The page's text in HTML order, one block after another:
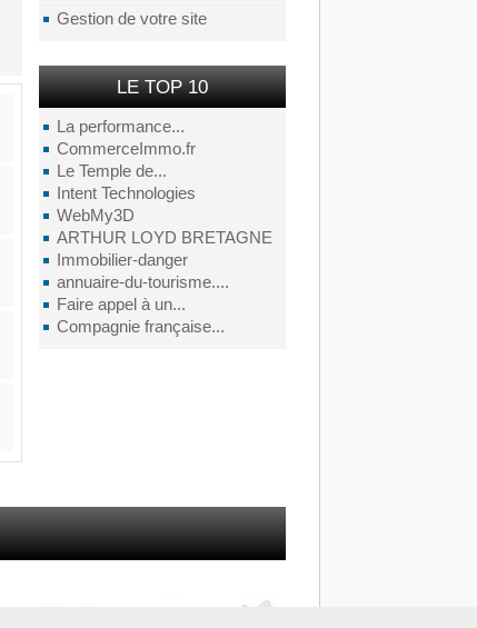
Gestion de votre site
LE TOP 10
La performance...
CommerceImmo.fr
Le Temple de...
Intent Technologies
WebMy3D
ARTHUR LOYD BRETAGNE
Immobilier-danger
annuaire-du-tourisme....
Faire appel à un...
Compagnie française...